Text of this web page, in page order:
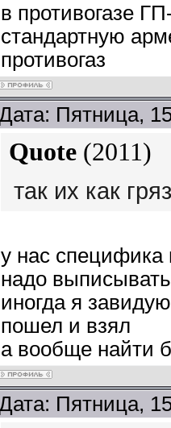
в противогазе
стандартную
противогаз
Дата: Пятница,
Quote (2011)
так их как
у нас специфика
надо
иногда я
пошел и взял
а вообще найти
Дата: Пятница,